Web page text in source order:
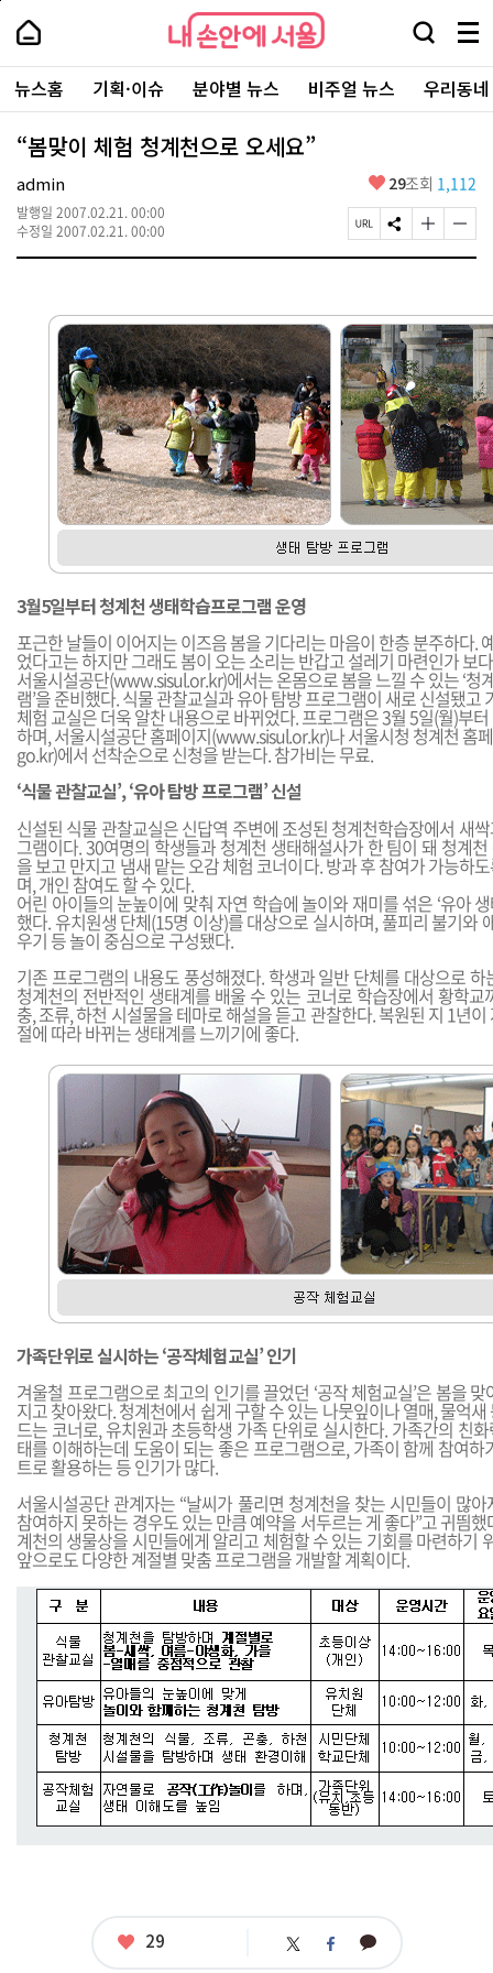
본
로
가
내
손
안
에
서
울
-
서
울
시
대
표
소
내
손
에
울
검
창
열
기
메
뉴
전
체
보
주
요
서
뉴스홈 기획·이슈 분야별 뉴스 비주얼 뉴스 우리동
“봄맞이 체험 청계천으로 오세요”
admin
발행일 2007.02.21. 00:00
수정일 2007.02.21. 00:00
좋
요
29조회 1,112
페
이
L
복
사
S
N
하
기
글
자
게
변
경
하
기
글
자
게
변
경
하
기
3월5일부터 청계천 생태학습프로그램 운영
포근한 날들이 이어지는 이즈음 봄을 기다리는 마음이 한층 분주하다.
었다고는 하지만 그래도 봄이 오는 소리는 반갑고 설레기 마련인가 보
서울시설공단(www.sisul.or.kr)에서는 온몸으로 봄을 느낄 수 있는 ‘청
램’을 준비했다. 식물 관찰교실과 유아 탐방 프로그램이 새로 신설됐고
체험 교실은 더욱 알찬 내용으로 바뀌었다. 프로그램은 3월 5일(월)부
하며, 서울시설공단 홈페이지(www.sisul.or.kr)나 서울시청 청계천 홈
go.kr)에서 선착순으로 신청을 받는다. 참가비는 무료.
‘식물 관찰교실’, ‘유아 탐방 프로그램’ 신설
신설된 식물 관찰교실은 신답역 주변에 조성된 청계천학습장에서 새
그램이다. 30여명의 학생들과 청계천 생태해설사가 한 팀이 돼 청계
을 보고 만지고 냄새 맡는 오감 체험 코너이다. 방과 후 참여가 가능하
며, 개인 참여도 할 수 있다.
어린 아이들의 눈높이에 맞춰 자연 학습에 놀이와 재미를 섞은 ‘유아
했다. 유치원생 단체(15명 이상)를 대상으로 실시하며, 풀피리 불기와
우기 등 놀이 중심으로 구성됐다.
기존 프로그램의 내용도 풍성해졌다. 학생과 일반 단체를 대상으로 하
청계천의 전반적인 생태계를 배울 수 있는 코너로 학습장에서 황학교
충, 조류, 하천 시설물을 테마로 해설을 듣고 관찰한다. 복원된 지 1년
절에 따라 바뀌는 생태계를 느끼기에 좋다.
가족단위로 실시하는 ‘공작체험교실’ 인기
겨울철 프로그램으로 최고의 인기를 끌었던 ‘공작 체험교실’은 봄을
지고 찾아왔다. 청계천에서 쉽게 구할 수 있는 나뭇잎이나 열매, 물억
드는 코너로, 유치원과 초등학생 가족 단위로 실시한다. 가족간의 친
태를 이해하는데 도움이 되는 좋은 프로그램으로, 가족이 함께 참여
트로 활용하는 등 인기가 많다.
서울시설공단 관계자는 “날씨가 풀리면 청계천을 찾는 시민들이 많
참여하지 못하는 경우도 있는 만큼 예약을 서두르는 게 좋다”고 귀띔
계천의 생물상을 시민들에게 알리고 체험할 수 있는 기회를 마련하기
앞으로도 다양한 계절별 맞춤 프로그램을 개발할 계획이다.
좋
29 트 페 카
페
상
단
로